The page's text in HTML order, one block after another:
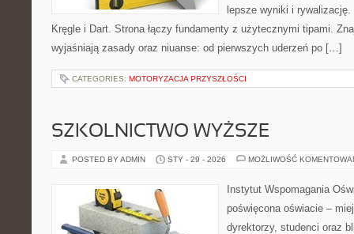
lepsze wyniki i
Kręgle i Dart. Strona łączy fundamenty z użytecznymi tipami.
wyjaśniają zasady oraz niuanse: od pierwszych uderzeń po […]
CATEGORIES: MOTORYZACJA PRZYSZŁOŚCI
SZKOLNICTWO WYŻSZE
POSTED BY ADMIN STY - 29 - 2026 MOŻLIWOŚĆ
Instytut Wspomagania
poświęcona oświacie –
dyrektorzy, studenci oraz